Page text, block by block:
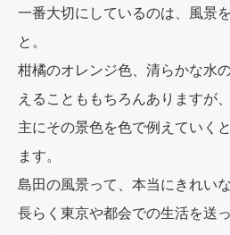
一番大切にしているのは、風景
と。
柑橘のオレンジ色、清らかな水
えることももちろんありますが、
主にその景色を色で例えていく
ます。
島田の風景って、本当にきれい
長らく東京や都会での生活を送